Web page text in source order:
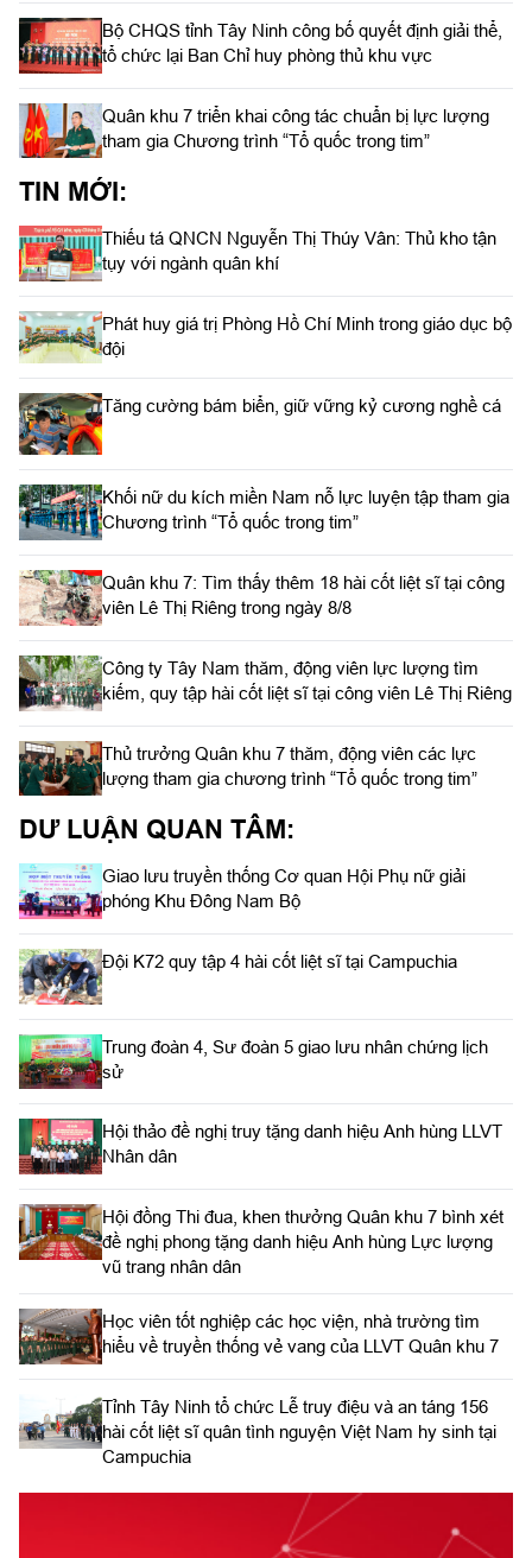
Bộ CHQS tỉnh Tây Ninh công bố quyết định giải thể,
tổ chức lại Ban Chỉ huy phòng thủ khu vực
Quân khu 7 triển khai công tác chuẩn bị lực lượng
tham gia Chương trình “Tổ quốc trong tim”
TIN MỚI:
Thiếu tá QNCN Nguyễn Thị Thúy Vân: Thủ kho tận
tụy với ngành quân khí
Phát huy giá trị Phòng Hồ Chí Minh trong giáo dục bộ
đội
Tăng cường bám biển, giữ vững kỷ cương nghề cá
Khối nữ du kích miền Nam nỗ lực luyện tập tham gia
Chương trình “Tổ quốc trong tim”
Quân khu 7: Tìm thấy thêm 18 hài cốt liệt sĩ tại công
viên Lê Thị Riêng trong ngày 8/8
Công ty Tây Nam thăm, động viên lực lượng tìm
kiếm, quy tập hài cốt liệt sĩ tại công viên Lê Thị Riêng
Thủ trưởng Quân khu 7 thăm, động viên các lực
lượng tham gia chương trình “Tổ quốc trong tim”
DƯ LUẬN QUAN TÂM:
Giao lưu truyền thống Cơ quan Hội Phụ nữ giải
phóng Khu Đông Nam Bộ
Đội K72 quy tập 4 hài cốt liệt sĩ tại Campuchia
Trung đoàn 4, Sư đoàn 5 giao lưu nhân chứng lịch
sử
Hội thảo đề nghị truy tặng danh hiệu Anh hùng LLVT
Nhân dân
Hội đồng Thi đua, khen thưởng Quân khu 7 bình xét
đề nghị phong tặng danh hiệu Anh hùng Lực lượng
vũ trang nhân dân
Học viên tốt nghiệp các học viện, nhà trường tìm
hiểu về truyền thống vẻ vang của LLVT Quân khu 7
​Tỉnh Tây Ninh tổ chức Lễ truy điệu và an táng 156
hài cốt liệt sĩ quân tình nguyện Việt Nam hy sinh tại
Campuchia